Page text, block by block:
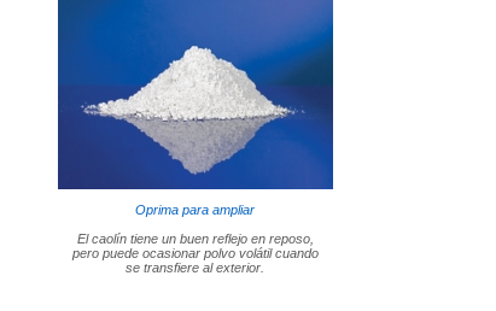
Oprima para ampliar
El caolín tiene un buen reflejo en reposo,
pero puede ocasionar polvo volátil cuando
se transfiere al exterior.